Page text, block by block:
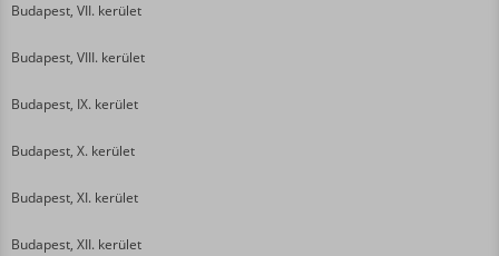
Budapest, VII. kerület
Budapest, VIII. kerület
Budapest, IX. kerület
Budapest, X. kerület
Budapest, XI. kerület
Budapest, XII. kerület